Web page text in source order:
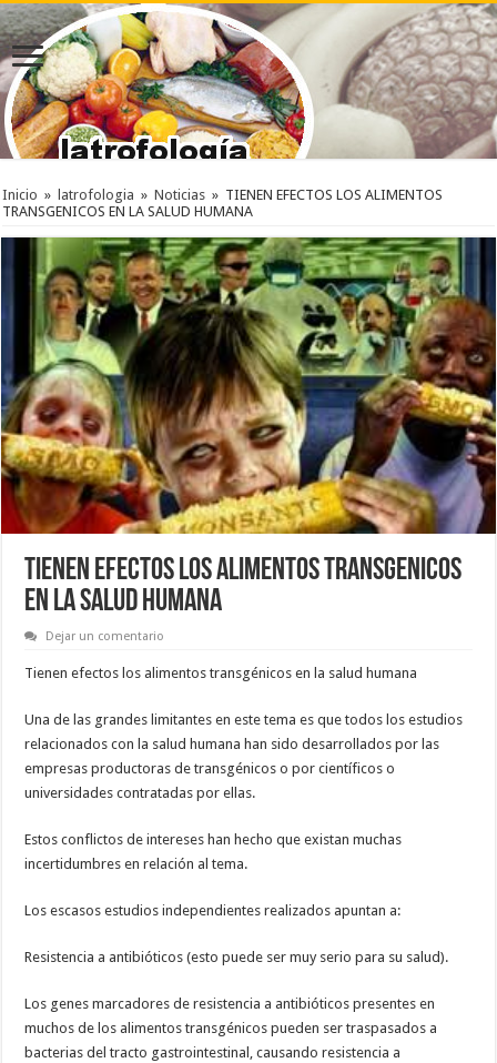
Inicio » latrofologia » Noticias » TIENEN EFECTOS LOS ALIMENTOS
TRANSGENICOS EN LA SALUD HUMANA
TIENEN EFECTOS LOS ALIMENTOS TRANSGENICOS
EN LA SALUD HUMANA
Dejar un comentario
Tienen efectos los alimentos transgénicos en la salud humana
Una de las grandes limitantes en este tema es que todos los estudios
relacionados con la salud humana han sido desarrollados por las
empresas productoras de transgénicos o por científicos o
universidades contratadas por ellas.
Estos conflictos de intereses han hecho que existan muchas
incertidumbres en relación al tema.
Los escasos estudios independientes realizados apuntan a:
Resistencia a antibióticos (esto puede ser muy serio para su salud).
Los genes marcadores de resistencia a antibióticos presentes en
muchos de los alimentos transgénicos pueden ser traspasados a
bacterias del tracto gastrointestinal, causando resistencia a